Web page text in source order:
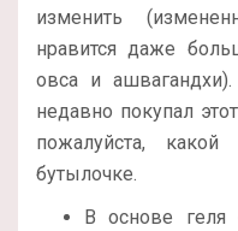
изменить
нравится даже
овса и
недавно покупал
пожалуйста,
бутылочке.
В основе